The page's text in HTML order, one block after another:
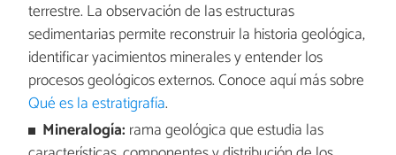
terrestre. La observación de las estructuras
sedimentarias permite reconstruir la historia geológica,
identificar yacimientos minerales y entender los
procesos geológicos externos. Conoce aquí más sobre
Qué es la estratigrafía.
Mineralogía: rama geológica que estudia las